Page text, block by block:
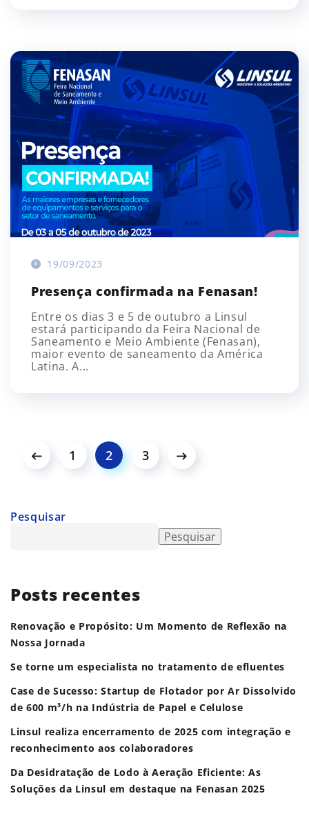
19/09/2023
Presença confirmada na Fenasan!
Entre os dias 3 e 5 de outubro a Linsul
estará participando da Feira Nacional de
Saneamento e Meio Ambiente (Fenasan),
maior evento de saneamento da América
Latina. A...
1 2 3
Pesquisar
Pesquisar
Posts recentes
Renovação e Propósito: Um Momento de Reflexão na
Nossa Jornada
Se torne um especialista no tratamento de efluentes
Case de Sucesso: Startup de Flotador por Ar Dissolvido
de 600 m³/h na Indústria de Papel e Celulose
Linsul realiza encerramento de 2025 com integração e
reconhecimento aos colaboradores
Da Desidratação de Lodo à Aeração Eficiente: As
Soluções da Linsul em destaque na Fenasan 2025